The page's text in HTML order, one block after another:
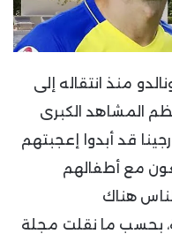
منذ انتقاله إلى
المشاهد الكبرى
قد أبدوا إعجبتهم
مع أطفالهم
هناك
بحسب ما نقلت مجلة